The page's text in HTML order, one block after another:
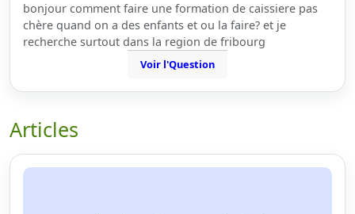
bonjour comment faire une formation de caissiere pas
chère quand on a des enfants et ou la faire? et je
recherche surtout dans la region de fribourg
Voir l'Question
Articles